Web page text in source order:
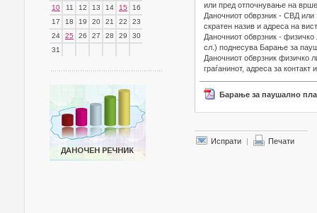
10
11 12 13 14 15
16
17
18 19 20 21 22
23
24
25 26 27 28 29
30
31
или пред отпочнување на
Даночниот обврзник - СВД или
скратен назив и адреса на
Даночниот обврзник - физичко
сл.) поднесува Барање за
Даночниот обврзник физичко
граѓанинот, адреса за
Барање за паушално
Испрати | Печати